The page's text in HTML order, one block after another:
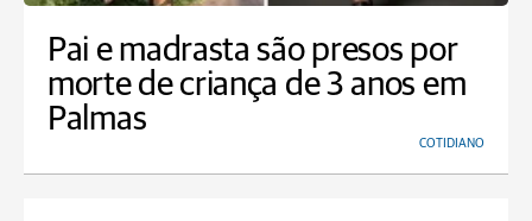
Pai e madrasta são presos por
morte de criança de 3 anos em
Palmas
COTIDIANO